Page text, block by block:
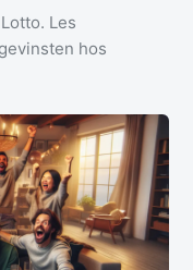
Les
hos